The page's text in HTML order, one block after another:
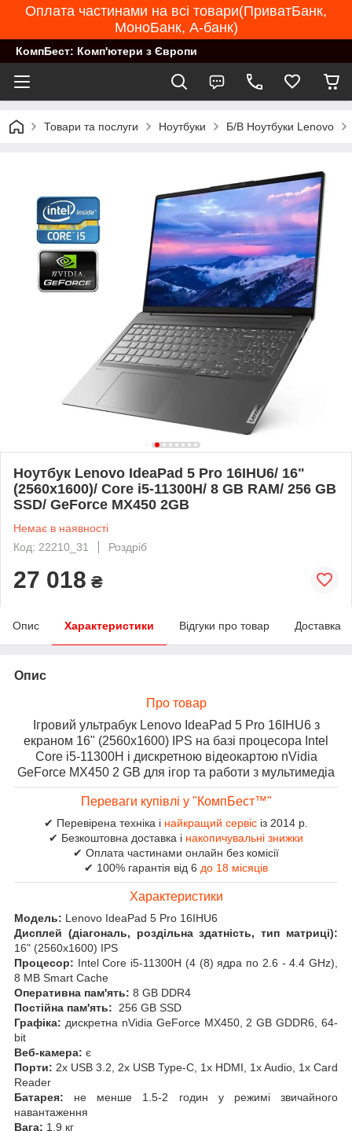
Оплата частинами на всі товари(ПриватБанк,
МоноБанк, А-банк)
КомпБест: Комп'ютери з Європи
Товари та послуги Ноутбуки Б/В Ноутбуки Lenovo
Ноутбук Lenovo IdeaPad 5 Pro 16IHU6/ 16"
(2560x1600)/ Core i5-11300H/ 8 GB RAM/ 256 GB
SSD/ GeForce MX450 2GB
Немає в наявності
Код: 22210_31
Роздріб
27 018 ₴
Опис Характеристики Відгуки про товар Доставка
Опис
Про товар
Ігровий ультрабук Lenovo IdeaPad 5 Pro 16IHU6 з
екраном 16" (2560x1600) IPS на базі процесора Intel
Core i5-11300H і дискретною відеокартою nVidia
GeForce MX450 2 GB для ігор та работи з мультимедіа
Переваги купівлі у "КомпБест™"
✔ Перевірена техніка і найкращий сервіс із 2014 р.
✔ Безкоштовна доставка і накопичувальні знижки
✔ Оплата частинами онлайн без комісії
✔ 100% гарантія від 6 до 18 місяців
Характеристики
Модель: Lenovo IdeaPad 5 Pro 16IHU6
Дисплей (діагональ, роздільна здатність, тип матриці):
16" (2560x1600) IPS
Процесор: Intel Core i5-11300H (4 (8) ядра по 2.6 - 4.4 GHz),
8 MB Smart Cache
Оперативна пам'ять: 8 GB DDR4
Постійна пам'ять:
256 GB SSD
Графіка: дискретна nVidia GeForce MX450, 2 GB GDDR6, 64-
bit
Веб-камера: є
Порти: 2x USB 3.2, 2x USB Type-C, 1x HDMI, 1x Audio, 1x Card
Reader
Батарея: не менше 1.5-2 годин у режимі звичайного
навантаження
Вага: 1.9 кг